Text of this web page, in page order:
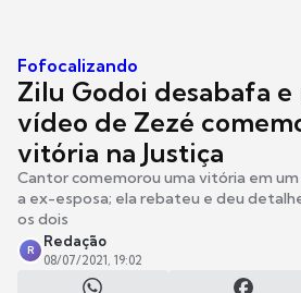
Fofocalizando
Zilu Godoi desabafa
vídeo de Zezé
vitória na Justiça
Cantor comemorou uma vitória em
a ex-esposa; ela rebateu e deu
os dois
R
Redação
08/07/2021, 19:02